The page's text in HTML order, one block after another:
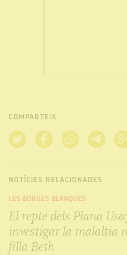
COMPARTEIX
NOTÍCIES RELACIONADES
LES BORGES BLANQUES
El repte dels Plana
investigar la malaltia
filla Beth